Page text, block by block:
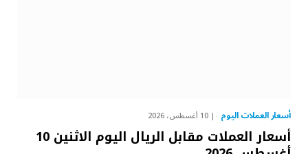
أسعار العملات اليوم 10 أغسطس، 2026
أسعار العملات مقابل الريال اليوم الاثنين 10